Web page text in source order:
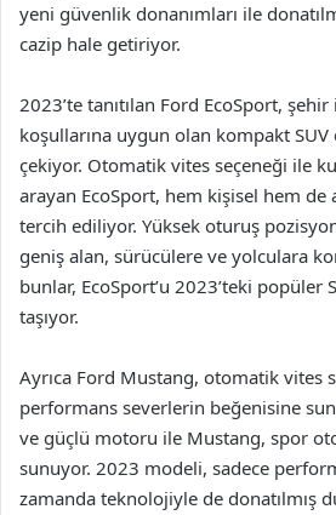
yeni güvenlik donanımları ile
cazip hale getiriyor.
2023’te tanıtılan Ford EcoSport,
koşullarına uygun olan kompakt
çekiyor. Otomatik vites seçeneği ile
arayan EcoSport, hem kişisel hem de
tercih ediliyor. Yüksek oturuş
geniş alan, sürücülere ve yolculara
bunlar, EcoSport’u 2023’teki popüler
taşıyor.
Ayrıca Ford Mustang, otomatik vites
performans severlerin beğenisine
ve güçlü motoru ile Mustang, spor
sunuyor. 2023 modeli, sadece
zamanda teknolojiyle de donatılmış